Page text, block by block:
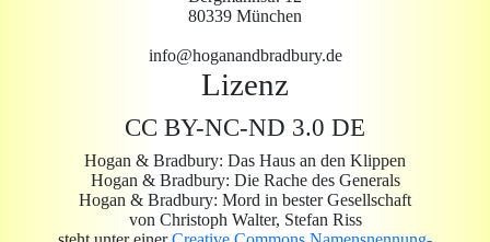
80339 München
info@hoganandbradbury.de
Lizenz
CC BY-NC-ND 3.0 DE
Hogan & Bradbury: Das Haus an den Klippen
Hogan & Bradbury: Die Rache des Generals
Hogan & Bradbury: Mord in bester Gesellschaft
von Christoph Walter, Stefan Riss